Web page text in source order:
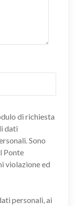
di richiesta
dati
Sono
Ponte
violazione ed
personali, ai